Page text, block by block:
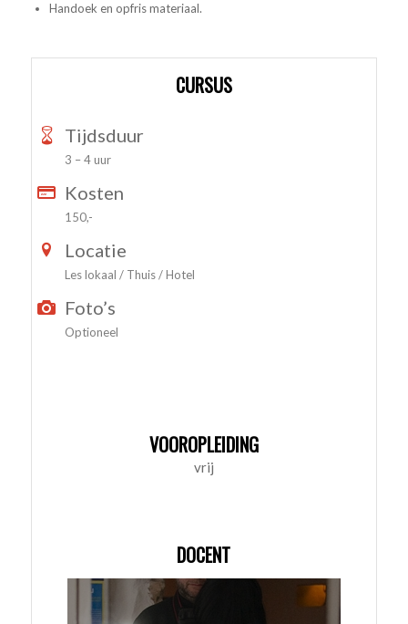
Handoek en opfris materiaal.
CURSUS
Tijdsduur
3 – 4 uur
Kosten
150,-
Locatie
Les lokaal / Thuis / Hotel
Foto’s
Optioneel
VOOROPLEIDING
vrij
DOCENT